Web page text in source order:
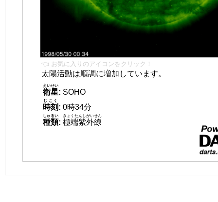
👈 お気に入りのアイコンをクリック！
太陽活動は順調に増加しています。
衛星
えいせい
: SOHO
時刻
じこく
: 0時34分
種類
しゅるい
: 極端紫外線
きょくたんしがいせん